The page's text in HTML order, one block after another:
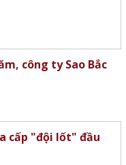
công ty Sao Bắc
cấp "đội lốt" đầu